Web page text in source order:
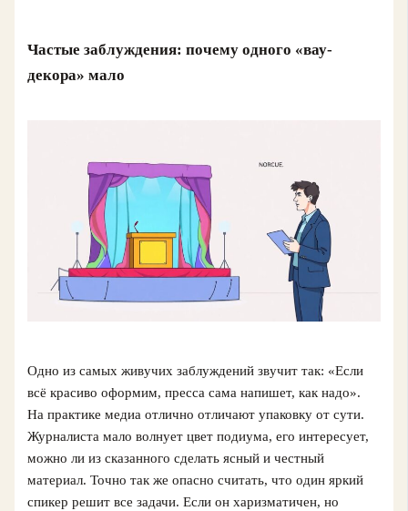
Частые заблуждения: почему одного «вау-
декора» мало
Одно из самых живучих заблуждений звучит так: «Если
всё красиво оформим, пресса сама напишет, как надо».
На практике медиа отлично отличают упаковку от сути.
Журналиста мало волнует цвет подиума, его интересует,
можно ли из сказанного сделать ясный и честный
материал. Точно так же опасно считать, что один яркий
спикер решит все задачи. Если он харизматичен, но